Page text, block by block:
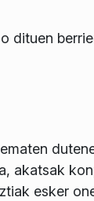
dituen
akatsak
esker